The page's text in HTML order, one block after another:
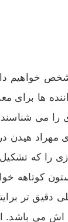
خواهیم
همان طور که می
را می
مهراد هیدن
را که تشکیل
کرد و آهنگی به
تر
می باشد.